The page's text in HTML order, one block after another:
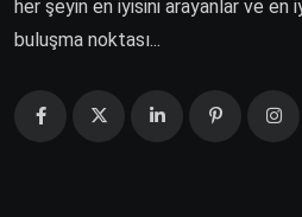
her şeyin en iyisini arayanlar ve en
buluşma noktası...